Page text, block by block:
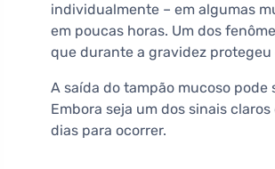
individualmente – em algumas
em poucas horas. Um dos
que durante a gravidez
A saída do tampão mucoso
Embora seja um dos sinais
dias para ocorrer.